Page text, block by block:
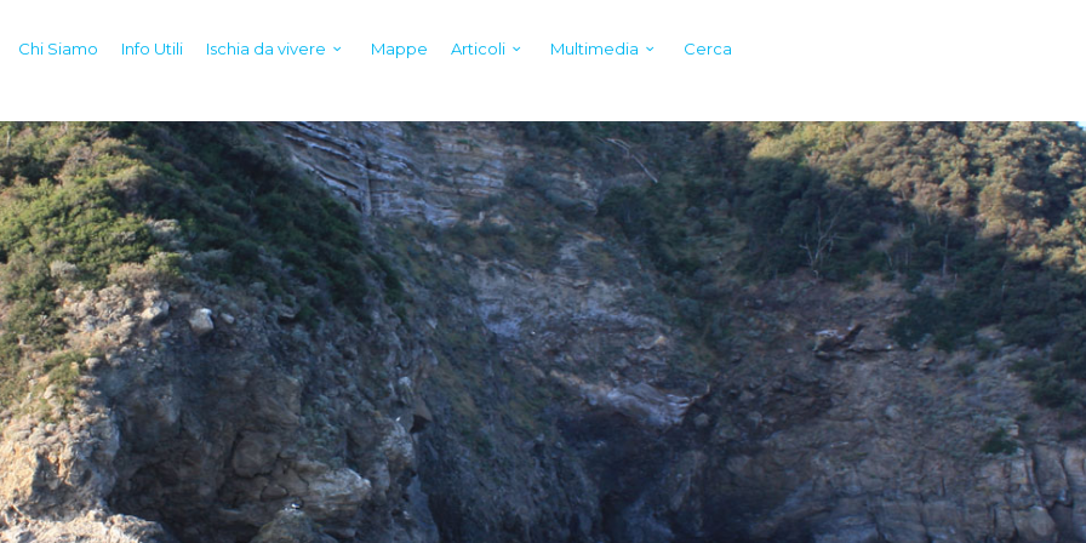
Chi Siamo Info Utili Ischia da vivere Mappe Articoli Multimedia Cerca